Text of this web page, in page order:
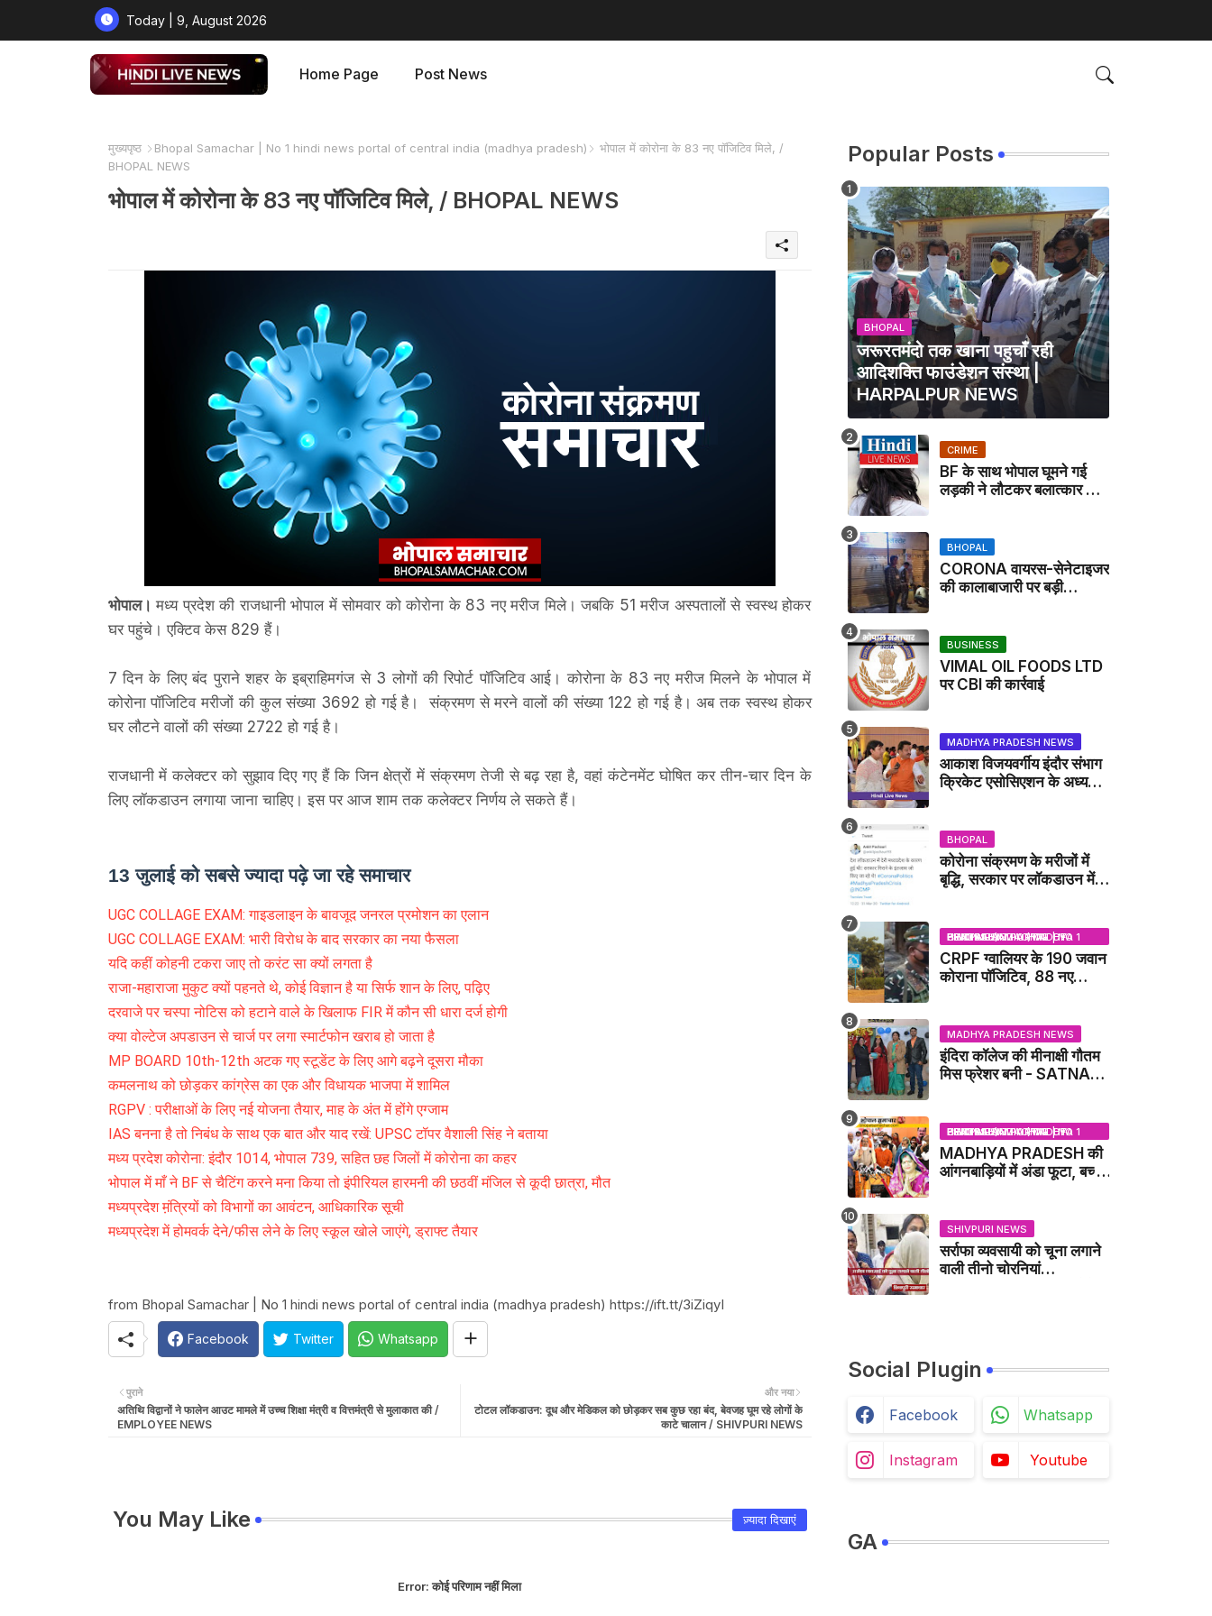
Today | 9, August 2026
Home Page Post News
मुख्यपृष्ठ Bhopal Samachar | No 1 hindi news portal of central india (madhya pradesh)
भोपाल में कोरोना के 83 नए पॉजिटिव मिले, /
BHOPAL NEWS
भोपाल में कोरोना के 83 नए पॉजिटिव मिले, / BHOPAL NEWS
भोपाल। मध्य प्रदेश की राजधानी भोपाल में सोमवार को कोरोना के 83 नए मरीज मिले। जबकि 51 मरीज अस्पतालों से स्वस्थ होकर
घर पहुंचे। एक्टिव केस 829 हैं।
7 दिन के लिए बंद पुराने शहर के इब्राहिमगंज से 3 लोगों की रिपोर्ट पॉजिटिव आई। कोरोना के 83 नए मरीज मिलने के भोपाल में
कोरोना पॉजिटिव मरीजों की कुल संख्या 3692 हो गई है। संक्रमण से मरने वालों की संख्या 122 हो गई है। अब तक स्वस्थ होकर
घर लौटने वालों की संख्या 2722 हो गई है।
राजधानी में कलेक्टर को सुझाव दिए गए हैं कि जिन क्षेत्रों में संक्रमण तेजी से बढ़ रहा है, वहां कंटेनमेंट घोषित कर तीन-चार दिन के
लिए लॉकडाउन लगाया जाना चाहिए। इस पर आज शाम तक कलेक्टर निर्णय ले सकते हैं।
13 जुलाई को सबसे ज्यादा पढ़े जा रहे समाचार
UGC COLLAGE EXAM: गाइडलाइन के बावजूद जनरल प्रमोशन का एलान
UGC COLLAGE EXAM: भारी विरोध के बाद सरकार का नया फैसला
यदि कहीं कोहनी टकरा जाए तो करंट सा क्यों लगता है
राजा-महाराजा मुकुट क्यों पहनते थे, कोई विज्ञान है या सिर्फ शान के लिए, पढ़िए
दरवाजे पर चस्पा नोटिस को हटाने वाले के खिलाफ FIR में कौन सी धारा दर्ज होगी
क्या वोल्टेज अपडाउन से चार्ज पर लगा स्मार्टफोन खराब हो जाता है
MP BOARD 10th-12th अटक गए स्टूडेंट के लिए आगे बढ़ने दूसरा मौका
कमलनाथ को छोड़कर कांग्रेस का एक और विधायक भाजपा में शामिल
RGPV : परीक्षाओं के लिए नई योजना तैयार, माह के अंत में होंगे एग्जाम
IAS बनना है तो निबंध के साथ एक बात और याद रखें: UPSC टॉपर वैशाली सिंह ने बताया
मध्य प्रदेश कोरोना: इंदौर 1014, भोपाल 739, सहित छह जिलों में कोरोना का कहर
भोपाल में माँ ने BF से चैटिंग करने मना किया तो इंपीरियल हारमनी की छठवीं मंजिल से कूदी छात्रा, मौत
मध्यप्रदेश म़ंत्रियों को विभागों का आवंटन, आधिकारिक सूची
मध्यप्रदेश में होमवर्क देने/फीस लेने के लिए स्कूल खोले जाएंगे, ड्राफ्ट तैयार
from Bhopal Samachar | No 1 hindi news portal of central india (madhya pradesh) https://ift.tt/3iZiqyI
Facebook Twitter Whatsapp
और नया
टोटल लॉकडाउन: दूध और मेडिकल को छोड़कर सब कुछ रहा बंद, बेवजह घूम रहे लोगों के
काटे चालान / SHIVPURI NEWS
पुराने
अतिथि विद्वानों ने फालेन आउट मामले में उच्च शिक्षा मंत्री व वित्तमंत्री से मुलाकात की /
EMPLOYEE NEWS
You May Like ज़्यादा दिखाएं
Error:कोई परिणाम नहीं मिला
Popular Posts
BHOPAL
जरूरतमंदो तक खाना पहुचाँ रही
आदिशक्ति फाउंडेशन संस्था |
HARPALPUR NEWS
CRIME
BF के साथ भोपाल घूमने गई
लड़की ने लौटकर बलात्कार का
BHOPAL
CORONA वायरस-सेनेटाइजर
की कालाबाजारी पर बड़ी
BUSINESS
VIMAL OIL FOODS LTD
पर CBI की कार्रवाई
MADHYA PRADESH NEWS
आकाश विजयवर्गीय इंदौर संभाग
क्रिकेट एसोसिएशन के अध्यक्ष
BHOPAL
कोरोना संक्रमण के मरीजों में
बृद्धि, सरकार पर लॉकडाउन में
BHOPAL SAMACHAR | NO 1 HINDI NEWS PORTAL OF CENTRAL INDIA (MADHYA PRADESH)
CRPF ग्वालियर के 190 जवान
कोराना पॉजिटिव, 88 नए
MADHYA PRADESH NEWS
इंदिरा कॉलेज की मीनाक्षी गौतम
मिस फ्रेशर बनी - SATNA
BHOPAL SAMACHAR | NO 1 HINDI NEWS PORTAL OF CENTRAL INDIA (MADHYA PRADESH)
MADHYA PRADESH की
आंगनबाड़ियों में अंडा फूटा, बच्चों
SHIVPURI NEWS
सर्राफा व्यवसायी को चूना लगाने
वाली तीनो चोरनियां
Social Plugin
Facebook Whatsapp
Instagram Youtube
GA